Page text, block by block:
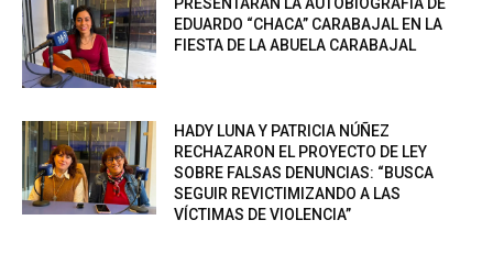
EDUARDO “CHACA” CARABAJAL EN LA
FIESTA DE LA ABUELA CARABAJAL
HADY LUNA Y PATRICIA NÚÑEZ
RECHAZARON EL PROYECTO DE LEY
SOBRE FALSAS DENUNCIAS: “BUSCA
SEGUIR REVICTIMIZANDO A LAS
VÍCTIMAS DE VIOLENCIA”